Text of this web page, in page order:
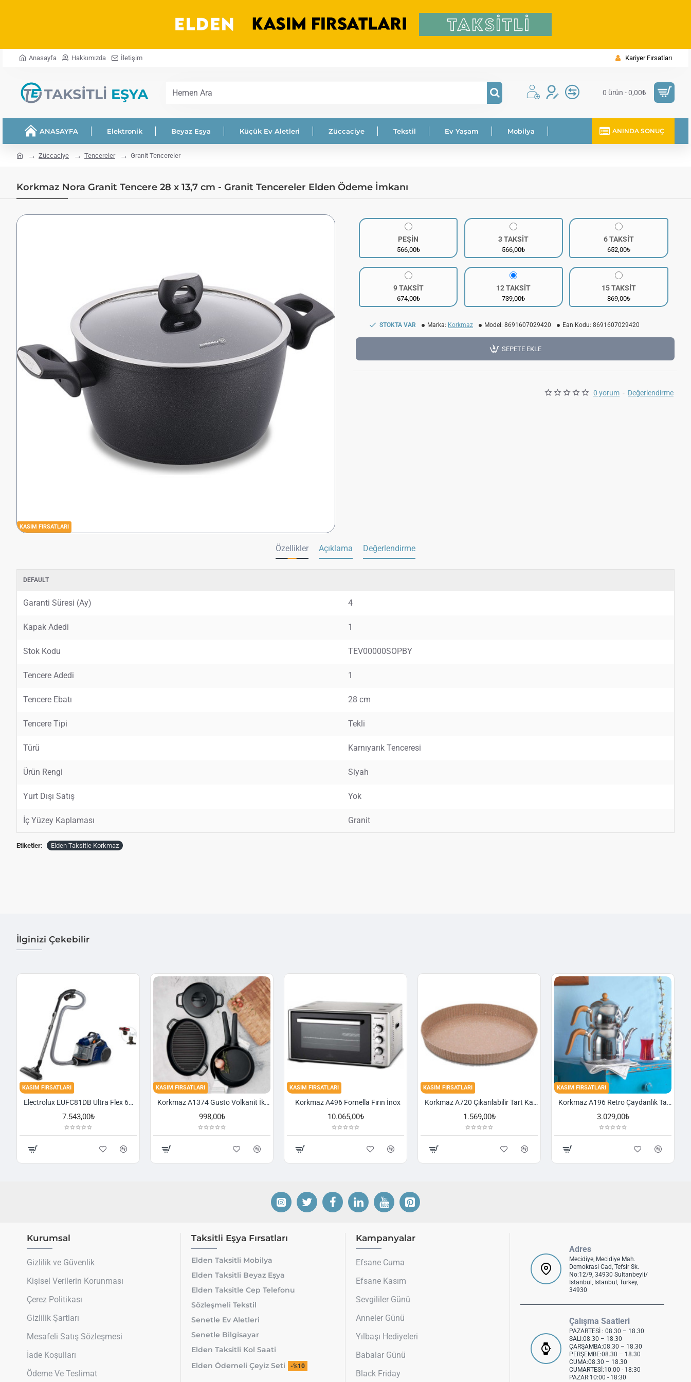
Anasayfa Hakkımızda İletişim Kariyer Fırsatları
Hemen
0 ürün - 0,00₺
ANASAYFA Elektronik Beyaz Eşya Küçük Ev Aletleri Züccaciye Tekstil Ev Yaşam Mobilya ANINDA SONUÇ
homeZüccaciye Tencereler Granit Tencereler
Korkmaz Nora Granit Tencere 28 x 13,7 cm - Granit Tencereler Elden Ödeme İmkanı
KASIM FIRSATLARI
0 yorum - Değerlendirme
PEŞİN
566,00₺
3 TAKSİT
566,00₺
6 TAKSİT
652,00₺
9 TAKSİT
674,00₺
12 TAKSİT
739,00₺
15 TAKSİT
869,00₺
STOKTA VAR Marka: Korkmaz Model: 8691607029420 Ean Kodu: 8691607029420
SEPETE EKLE
Özellikler Açıklama Değerlendirme
DEFAULT
Garanti Süresi (Ay) 4
Kapak Adedi 1
Stok Kodu TEV00000SOPBY
Tencere Adedi 1
Tencere Ebatı 28 cm
Tencere Tipi Tekli
Türü Karnıyarık Tenceresi
Ürün Rengi Siyah
Yurt Dışı Satış Yok
İç Yüzey Kaplaması Granit
Etiketler: Elden Taksitle Korkmaz
İlginizi Çekebilir
KASIM FIRSATLARI
Electrolux EUFC81DB Ultra Flex 650 W Toz Torbasız Süpürge
7.543,00₺
KASIM FIRSATLARI
Korkmaz A1374 Gusto Volkanit İki Kulplu Oval Tava
998,00₺
KASIM FIRSATLARI
Korkmaz A496 Fornella Fırın İnox
10.065,00₺
KASIM FIRSATLARI
Korkmaz A720 Çıkarılabilir Tart Kalıbı Granit 29,5 cm
1.569,00₺
KASIM FIRSATLARI
Korkmaz A196 Retro Çaydanlık Takımı
3.029,00₺
Kurumsal
Gizlilik ve Güvenlik
Kişisel Verilerin Korunması
Çerez Politikası
Gizlilik Şartları
Mesafeli Satış Sözleşmesi
İade Koşulları
Ödeme Ve Teslimat
Taksitli Eşya Fırsatları
Elden Taksitli Mobilya
Elden Taksitli Beyaz Eşya
Elden Taksitle Cep Telefonu
Sözleşmeli Tekstil
Senetle Ev Aletleri
Senetle Bilgisayar
Elden Taksitli Kol Saati
Elden Ödemeli Çeyiz Seti
-%10
Kampanyalar
Efsane Cuma
Efsane Kasım
Sevgililer Günü
Anneler Günü
Yılbaşı Hediyeleri
Babalar Günü
Black Friday
Adres
Mecidiye, Mecidiye Mah.
Demokrasi Cad, Tefsir Sk.
No:12/9, 34930 Sultanbeyli/
İstanbul, Istanbul, Turkey,
34930
Çalışma Saatleri
PAZARTESİ : 08.30 – 18.30
SALI:08.30 – 18.30
ÇARŞAMBA:08.30 – 18.30
PERŞEMBE:08.30 – 18.30
CUMA:08.30 – 18.30
CUMARTESİ:10:00 - 18:30
PAZAR:10:00 - 18:30